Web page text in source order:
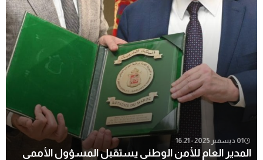
01 ديسمبر 2025 - 16:21
المدير العام للأمن الوطني يستقبل المسؤول الأممي